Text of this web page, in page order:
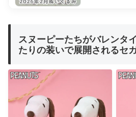
スヌーピーたちがバレンタ
たりの装いで展開されるセ